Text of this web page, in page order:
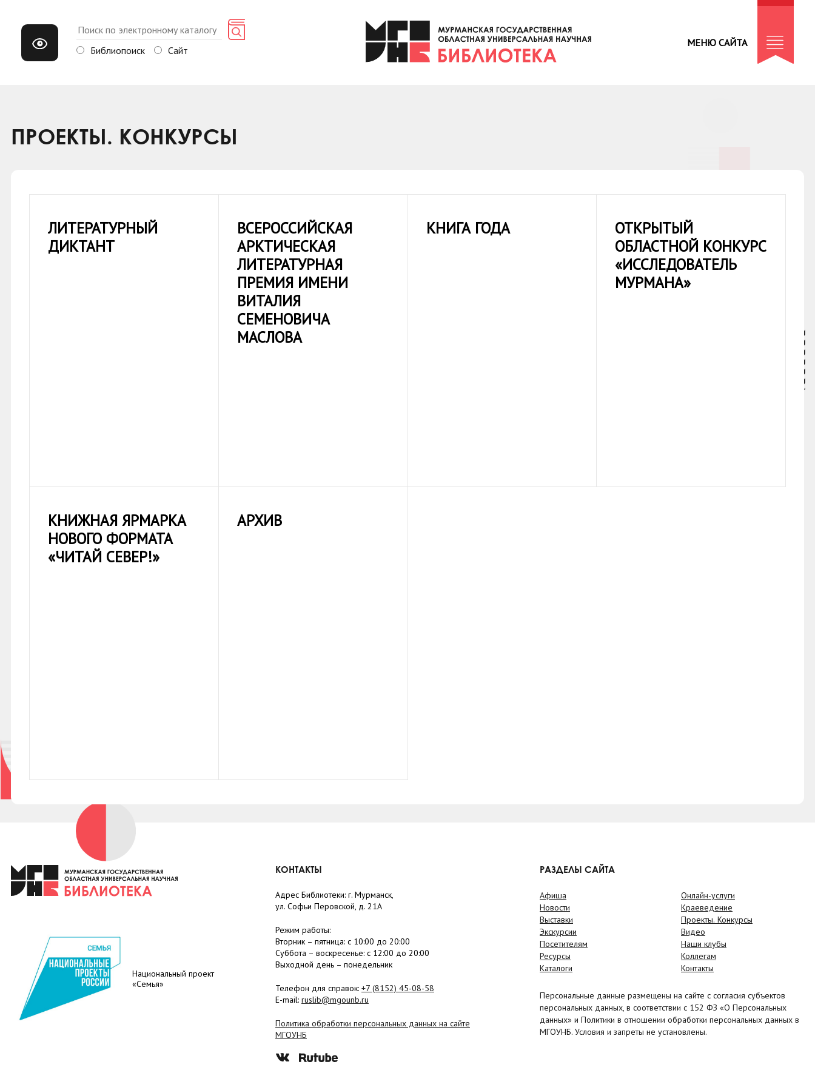
Библиопоиск Сайт
МЕНЮ САЙТА
ПРОЕКТЫ. КОНКУРСЫ
ЛИТЕРАТУРНЫЙ
ДИКТАНТ
ВСЕРОССИЙСКАЯ
АРКТИЧЕСКАЯ
ЛИТЕРАТУРНАЯ
ПРЕМИЯ ИМЕНИ
ВИТАЛИЯ
СЕМЕНОВИЧА
МАСЛОВА
КНИГА ГОДА
ОТКРЫТЫЙ
ОБЛАСТНОЙ КОНКУРС
«ИССЛЕДОВАТЕЛЬ
МУРМАНА»
КНИЖНАЯ ЯРМАРКА
НОВОГО ФОРМАТА
«ЧИТАЙ СЕВЕР!»
АРХИВ
Национальный проект
«Семья»
КОНТАКТЫ
Адрес Библиотеки: г. Мурманск,
ул. Софьи Перовской, д. 21А
Режим работы:
Вторник – пятница: с 10:00 до 20:00
Суббота – воскресенье: c 12:00 до 20:00
Выходной день – понедельник
Телефон для справок: +7 (8152) 45-08-58
E-mail: ruslib@mgounb.ru
Политика обработки персональных данных на сайте
МГОУНБ
РАЗДЕЛЫ САЙТА
Афиша
Новости
Выставки
Экскурсии
Посетителям
Ресурсы
Каталоги
Онлайн-услуги
Краеведение
Проекты. Конкурсы
Видео
Наши клубы
Коллегам
Контакты
Персональные данные размещены на сайте с согласия субъектов
персональных данных, в соответствии с 152 ФЗ «О Персональных
данных» и Политики в отношении обработки персональных данных в
МГОУНБ. Условия и запреты не установлены.